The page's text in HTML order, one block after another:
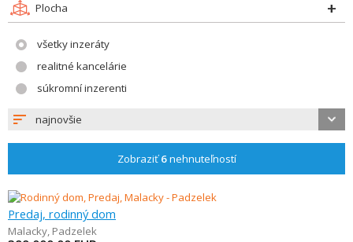
Plocha
všetky inzeráty
realitné kancelárie
súkromní inzerenti
najnovšie
Zobraziť6nehnuteľností
Predaj, rodinný dom
Malacky, Padzelek